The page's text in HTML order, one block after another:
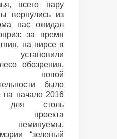
всего пару
вернулись из
нас ожидал
за время
на пирсе в
установили
обозрения.
новой
было
на начало 2016
столь
проекта
неминуемы.
“зеленый